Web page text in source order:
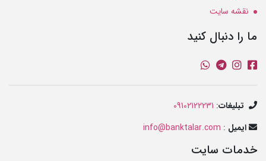
نقشه سایت
ما را دنبال کنید
تبلیغات:
09102122231
ایمیل :
info@banktalar.com
خدمات سایت